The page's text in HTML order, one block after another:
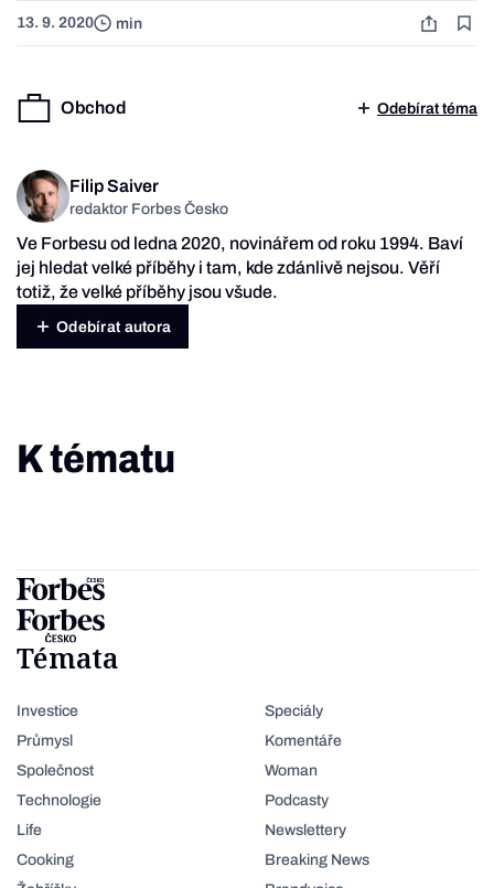
13. 9. 2020 min
Obchod Odebírat téma
Filip Saiver
redaktor Forbes Česko
Ve Forbesu od ledna 2020, novinářem od roku 1994. Baví
jej hledat velké příběhy i tam, kde zdánlivě nejsou. Věří
totiž, že velké příběhy jsou všude.
Odebírat autora
K tématu
Témata
Investice
Průmysl
Společnost
Technologie
Life
Cooking
Speciály
Komentáře
Woman
Podcasty
Newslettery
Breaking News